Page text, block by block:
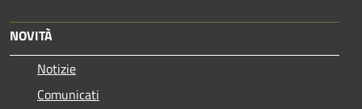
NOVITÀ
Notizie
Comunicati